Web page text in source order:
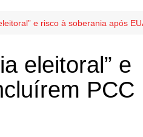
e risco à soberania após
eleitoral” e
PCC